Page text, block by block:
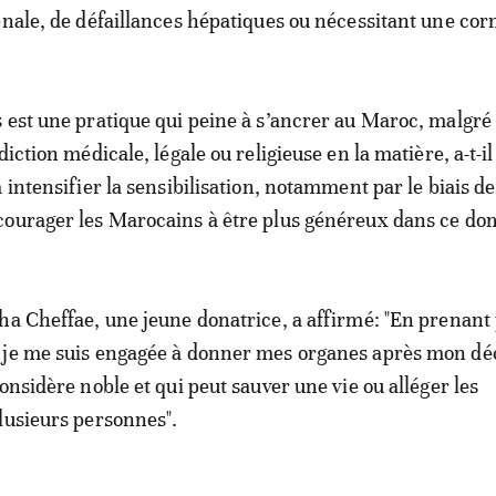
de défaillances hépatiques ou nécessitant une
est une pratique qui peine à s’ancrer au Maroc, malgré
médicale, légale ou religieuse en la matière, a-t-
intensifier la sensibilisation, notamment par le biais
les Marocains à être plus généreux dans ce
Cheffae, une jeune donatrice, a affirmé: "En prenant
me suis engagée à donner mes organes après mon
noble et qui peut sauver une vie ou alléger les
personnes".